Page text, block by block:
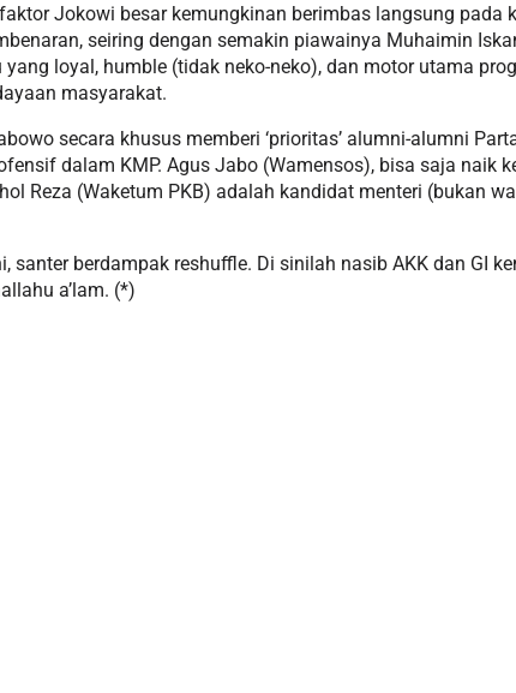
Jokowi besar kemungkinan berimbas langsung pada
seiring dengan semakin piawainya Muhaimin
loyal, humble (tidak neko-neko), dan motor utama
masyarakat.
secara khusus memberi ‘prioritas’ alumni-alumni
dalam KMP. Agus Jabo (Wamensos), bisa saja naik
Reza (Waketum PKB) adalah kandidat menteri (bukan
santer berdampak reshuffle. Di sinilah nasib AKK dan GI
a’lam. (*)